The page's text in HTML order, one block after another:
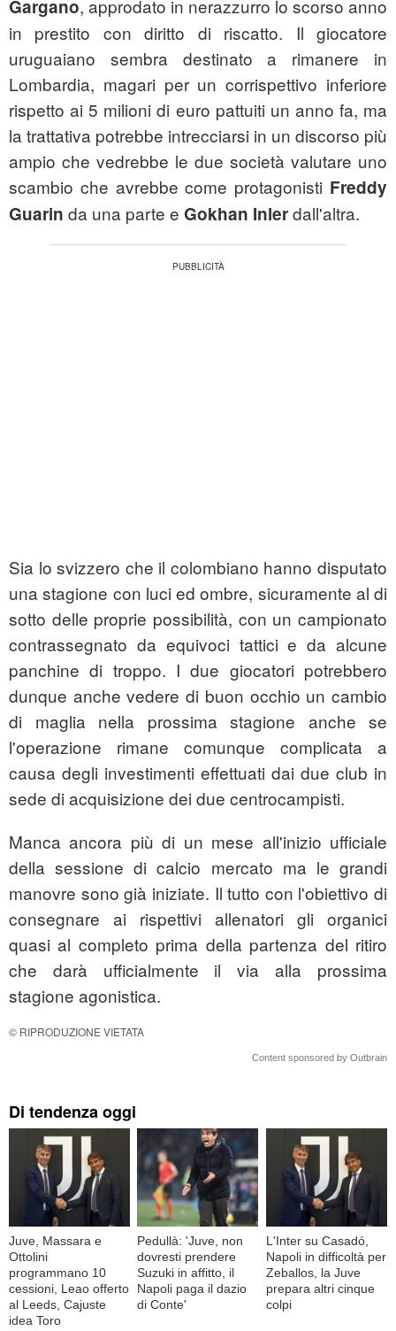
Gargano, approdato in nerazzurro lo scorso anno
in prestito con diritto di riscatto. Il giocatore
uruguaiano sembra destinato a rimanere in
Lombardia, magari per un corrispettivo inferiore
rispetto ai 5 milioni di euro pattuiti un anno fa, ma
la trattativa potrebbe intrecciarsi in un discorso più
ampio che vedrebbe le due società valutare uno
scambio che avrebbe come protagonisti Freddy
Guarin da una parte e Gokhan Inlerdall'altra.
Sia lo svizzero che il colombiano hanno disputato
una stagione con luci ed ombre, sicuramente al di
sotto delle proprie possibilità, con un campionato
contrassegnato da equivoci tattici e da alcune
panchine di troppo. I due giocatori potrebbero
dunque anche vedere di buon occhio un cambio
di maglia nella prossima stagione anche se
l'operazione rimane comunque complicata a
causa degli investimenti effettuati dai due club in
sede di acquisizione dei due centrocampisti.
Manca ancora più di un mese all'inizio ufficiale
della sessione di calcio mercato ma le grandi
manovre sono già iniziate. Il tutto con l'obiettivo di
consegnare ai rispettivi allenatori gli organici
quasi al completo prima della partenza del ritiro
che darà ufficialmente il via alla prossima
stagione agonistica.
© RIPRODUZIONE VIETATA
Content sponsored by Outbrain
Di tendenza oggi
Juve, Massara e
Ottolini
programmano 10
cessioni, Leao offerto
al Leeds, Cajuste
idea Toro
Pedullà: 'Juve, non
dovresti prendere
Suzuki in affitto, il
Napoli paga il dazio
di Conte'
L'Inter su Casadó,
Napoli in difficoltà per
Zeballos, la Juve
prepara altri cinque
colpi